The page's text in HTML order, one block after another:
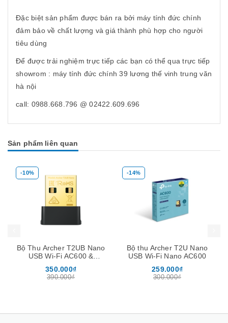
Đặc biệt sản phẩm được bán ra bởi máy tính đức chính
đảm bảo về chất lượng và giá thành phù hợp cho người
tiêu dùng
Để được trải nghiệm trực tiếp các bạn có thể qua trực tiếp
showrom : máy tính đức chính 39 lương thế vinh trung văn
hà nội
call: 0988.668.796 @ 02422.609.696
Sản phẩm liên quan
-10%
Bộ Thu Archer T2UB Nano
USB Wi-Fi AC600 &
350.000₫
390.000₫
-14%
Bộ thu Archer T2U Nano
USB Wi-Fi Nano AC600
259.000₫
300.000₫